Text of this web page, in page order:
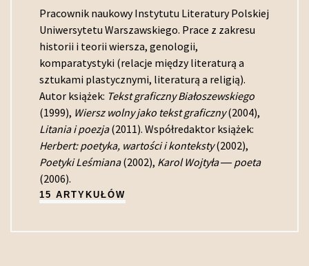
Pracownik naukowy Instytutu Literatury Polskiej
Uniwersytetu Warszawskiego. Prace z zakresu
historii i teorii wiersza, genologii,
komparatystyki (relacje między literaturą a
sztukami plastycznymi, literaturą a religią).
Autor książek: Tekst graficzny Białoszewskiego
(1999), Wiersz wolny jako tekst graficzny(2004),
Litania i poezja(2011). Współredaktor książek:
Herbert: poetyka, wartości i konteksty(2002),
Poetyki Leśmiana(2002), Karol Wojtyła ― poeta
(2006).
15 ARTYKUŁÓW